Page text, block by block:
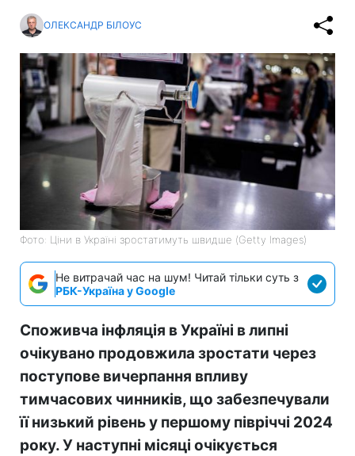
ОЛЕКСАНДР БІЛОУС
Фото: Ціни в Україні зростатимуть швидше (Getty Images)
Не витрачай час на шум! Читай тільки суть з
РБК-Україна у Google
Споживча інфляція в Україні в липні
очікувано продовжила зростати через
поступове вичерпання впливу
тимчасових чинників, що забезпечували
її низький рівень у першому півріччі 2024
року. У наступні місяці очікується